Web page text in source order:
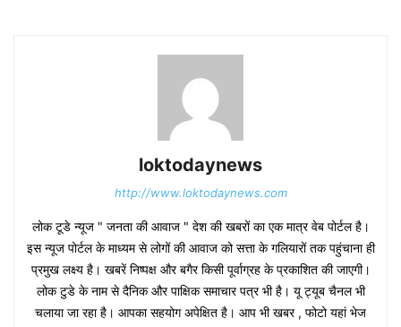
loktodaynews
http://www.loktodaynews.com
लोक टूडे न्यूज " जनता की आवाज " देश की खबरों का एक मात्र वेब पोर्टल है।
इस न्यूज पोर्टल के माध्यम से लोगों की आवाज को सत्ता के गलियारों तक पहुंचाना ही
प्रमुख लक्ष्य है। खबरें निष्पक्ष और बगैर किसी पूर्वाग्रह के प्रकाशित की जाएगी।
लोक टुडे के नाम से दैनिक और पाक्षिक समाचार पत्र भी है। यू ट्यूब चैनल भी
चलाया जा रहा है। आपका सहयोग अपेक्षित है। आप भी खबर , फोटो यहां भेज